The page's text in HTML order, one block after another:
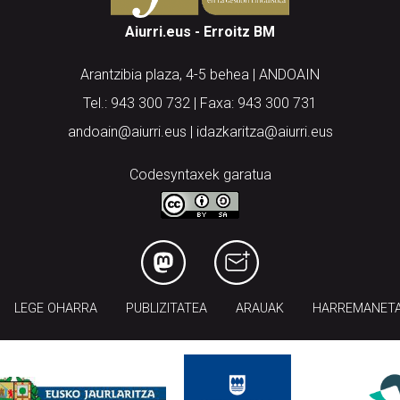
Aiurri.eus - Erroitz BM
Arantzibia plaza, 4-5 behea | ANDOAIN
Tel.: 943 300 732 | Faxa: 943 300 731
andoain@aiurri.eus | idazkaritza@aiurri.eus
Codesyntaxek garatua
LEGE OHARRA PUBLIZITATEA ARAUAK